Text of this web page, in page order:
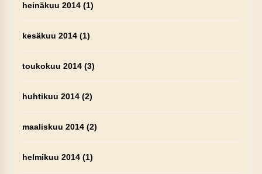
heinäkuu 2014(1)
kesäkuu 2014(1)
toukokuu 2014(3)
huhtikuu 2014(2)
maaliskuu 2014(2)
helmikuu 2014(1)